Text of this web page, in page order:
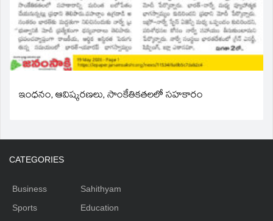
ఇంధనం, ఆవిష్కరణలు, సాంకేతికతలలో సహకారం
CATEGORIES
Business
Sports
Sahithyam
Education